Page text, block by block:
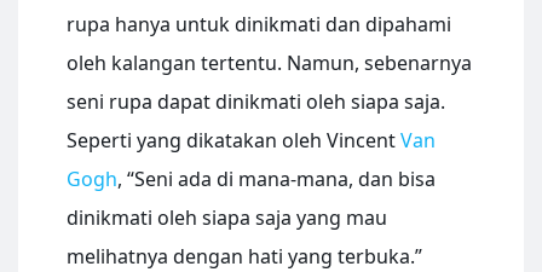
rupa hanya untuk dinikmati dan dipahami
oleh kalangan tertentu. Namun, sebenarnya
seni rupa dapat dinikmati oleh siapa saja.
Seperti yang dikatakan oleh VincentVan
Gogh, “Seni ada di mana-mana, dan bisa
dinikmati oleh siapa saja yang mau
melihatnya dengan hati yang terbuka.”